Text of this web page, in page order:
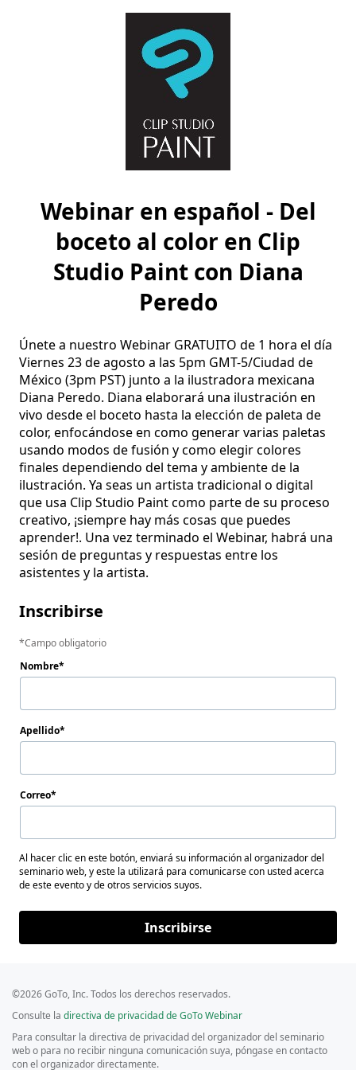
Webinar en español - Del
boceto al color en Clip
Studio Paint con Diana
Peredo
Únete a nuestro Webinar GRATUITO de 1 hora el día
Viernes 23 de agosto a las 5pm GMT-5/Ciudad de
México (3pm PST) junto a la ilustradora mexicana
Diana Peredo. Diana elaborará una ilustración en
vivo desde el boceto hasta la elección de paleta de
color, enfocándose en como generar varias paletas
usando modos de fusión y como elegir colores
finales dependiendo del tema y ambiente de la
ilustración. Ya seas un artista tradicional o digital
que usa Clip Studio Paint como parte de su proceso
creativo, ¡siempre hay más cosas que puedes
aprender!. Una vez terminado el Webinar, habrá una
sesión de preguntas y respuestas entre los
asistentes y la artista.
Inscribirse
Campo obligatorio
Nombre
Apellido
Correo
Al hacer clic en este botón, enviará su información al organizador del
seminario web, y este la utilizará para comunicarse con usted acerca
de este evento y de otros servicios suyos.
Inscribirse
©2026 GoTo, Inc. Todos los derechos reservados.
Consulte la directiva de privacidad de GoTo Webinar
Para consultar la directiva de privacidad del organizador del seminario
web o para no recibir ninguna comunicación suya, póngase en contacto
con el organizador directamente.